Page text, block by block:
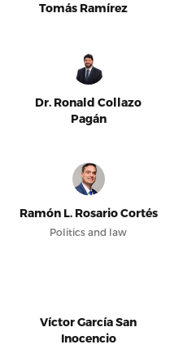
Tomás Ramírez
Dr. Ronald Collazo
Pagán
Ramón L. Rosario Cortés
Politics and law
Víctor García San
Inocencio